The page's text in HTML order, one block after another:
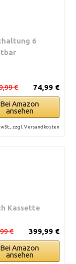
6
74,99 €
€
Bei Amazon
ansehen
zzgl. Versandkosten
Kassette
399,99 €
€
Bei Amazon
ansehen